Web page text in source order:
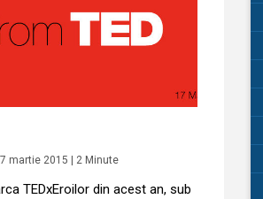
martie 2015 2 Minute
TEDxEroilor din acest an, sub